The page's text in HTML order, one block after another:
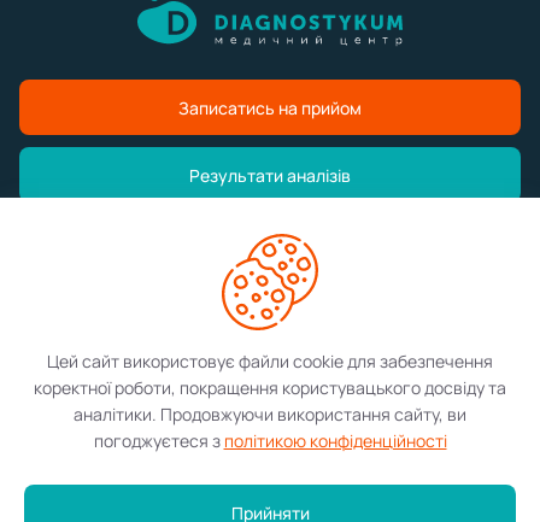
Записатись на прийом
Результати аналізів
Контакти
Цей сайт використовує файли cookie для забезпечення
коректної роботи, покращення користувацького досвіду та
аналітики. Продовжуючи використання сайту, ви
погоджуєтеся з політикою конфіденційності
Прийняти